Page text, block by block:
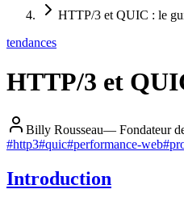
HTTP/3 et QUIC : le
tendances
HTTP/3 et
Billy Rousseau— Fondateur
#http3#quic#performance-web#
Introduction